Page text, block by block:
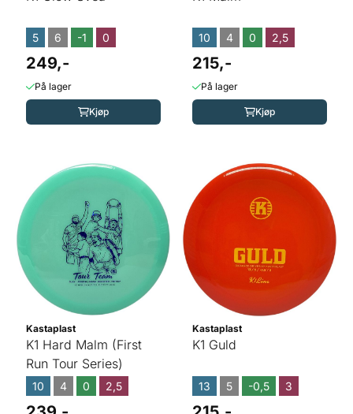
5 6 -1 0
249,-
På lager
Kjøp
10 4 0 2,5
215,-
På lager
Kjøp
Kastaplast
K1 Hard Malm (First
Run Tour Series)
10 4 0 2,5
Kastaplast
K1 Guld
13 5 -0,5 3